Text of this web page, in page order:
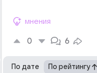
мнения
0 6
По дате По рейтингу